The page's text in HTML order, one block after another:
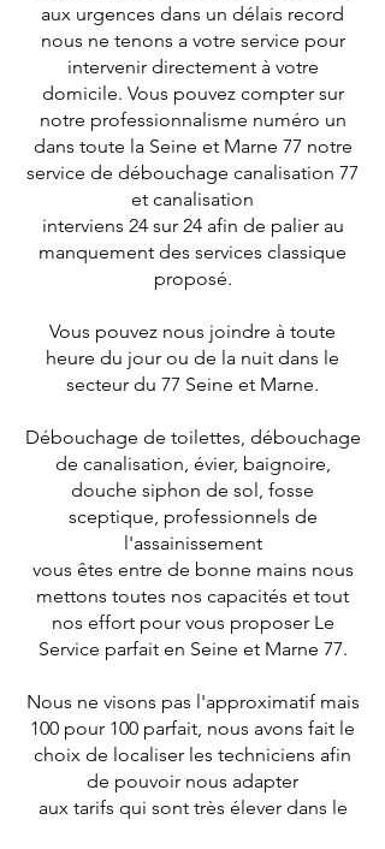
aux urgences dans un délais record
nous ne tenons a votre service pour
intervenir directement à votre
domicile. Vous pouvez compter sur
notre professionnalisme numéro un
dans toute la Seine et Marne 77 notre
service de débouchage canalisation 77
et canalisation
interviens 24 sur 24 afin de palier au
manquement des services classique
proposé.
Vous pouvez nous joindre à toute
heure du jour ou de la nuit dans le
secteur du 77 Seine et Marne.
Débouchage de toilettes, débouchage
de canalisation, évier, baignoire,
douche siphon de sol, fosse
sceptique, professionnels de
l'assainissement
vous êtes entre de bonne mains nous
mettons toutes nos capacités et tout
nos effort pour vous proposer Le
Service parfait en Seine et Marne 77.
Nous ne visons pas l'approximatif mais
100 pour 100 parfait, nous avons fait le
choix de localiser les techniciens afin
de pouvoir nous adapter
aux tarifs qui sont très élever dans le